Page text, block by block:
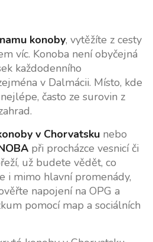
konoby, vytěžíte z cesty
víc. Konoba není obyčejná
každodenního
v Dalmácii. Místo, kde
často ze surovin z
v Chorvatskunebo
při procházce vesnicí či
už budete vědět, co
i mimo hlavní promenády,
napojení na OPG a
pomocí map a sociálních